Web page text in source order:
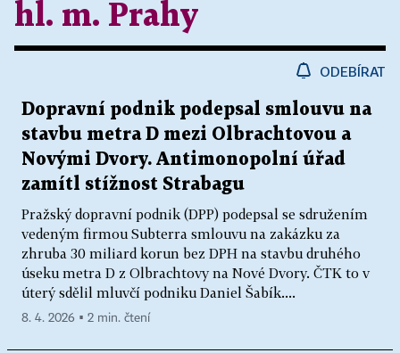
hl. m. Prahy
ODEBÍRAT
Dopravní podnik podepsal smlouvu na
stavbu metra D mezi Olbrachtovou a
Novými Dvory. Antimonopolní úřad
zamítl stížnost Strabagu
Pražský dopravní podnik (DPP) podepsal se sdružením
vedeným firmou Subterra smlouvu na zakázku za
zhruba 30 miliard korun bez DPH na stavbu druhého
úseku metra D z Olbrachtovy na Nové Dvory. ČTK to v
úterý sdělil mluvčí podniku Daniel Šabík....
8. 4. 2026 ▪ 2 min. čtení